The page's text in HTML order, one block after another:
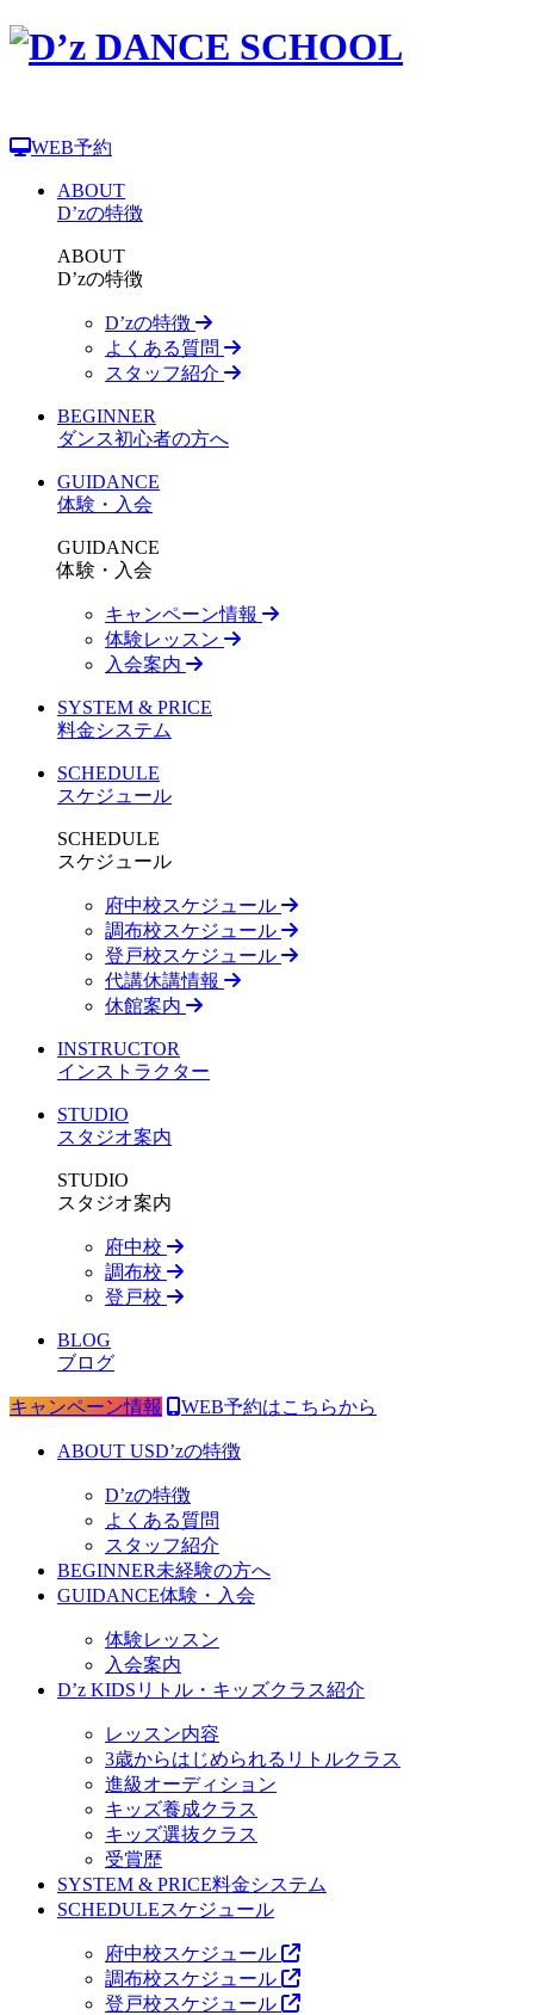
WEB予約
ABOUT
D’zの特徴
ABOUT
D’zの特徴
D’zの特徴
よくある質問
スタッフ紹介
BEGINNER
ダンス初心者の方へ
GUIDANCE
体験・入会
GUIDANCE
体験・入会
キャンペーン情報
体験レッスン
入会案内
SYSTEM & PRICE
料金システム
SCHEDULE
スケジュール
SCHEDULE
スケジュール
府中校スケジュール
調布校スケジュール
登戸校スケジュール
代講休講情報
休館案内
INSTRUCTOR
インストラクター
STUDIO
スタジオ案内
STUDIO
スタジオ案内
府中校
調布校
登戸校
BLOG
ブログ
キャンペーン情報 WEB予約はこちらから
ABOUT USD’zの特徴
D’zの特徴
よくある質問
スタッフ紹介
BEGINNER未経験の方へ
GUIDANCE体験・入会
体験レッスン
入会案内
D’z KIDS リトル・キッズクラス紹介
レッスン内容
3歳からはじめられるリトルクラス
進級オーディション
キッズ養成クラス
キッズ選抜クラス
受賞歴
SYSTEM & PRICE料金システム
SCHEDULEスケジュール
府中校スケジュール
調布校スケジュール
登戸校スケジュール